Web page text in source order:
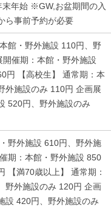
年始 ※GW,お盆期間の入
ら事前予約が必要
館・野外施設 110円、野
催期：本館・野外施設
円 【高校生】 通常期：本
外施設のみ 110円 企画展
520円、野外施設のみ
野外施設 610円、野外施
期：本館・野外施設 850
【満70歳以上】 通常期：
野外施設のみ 120円 企画
設 420円、野外施設のみ